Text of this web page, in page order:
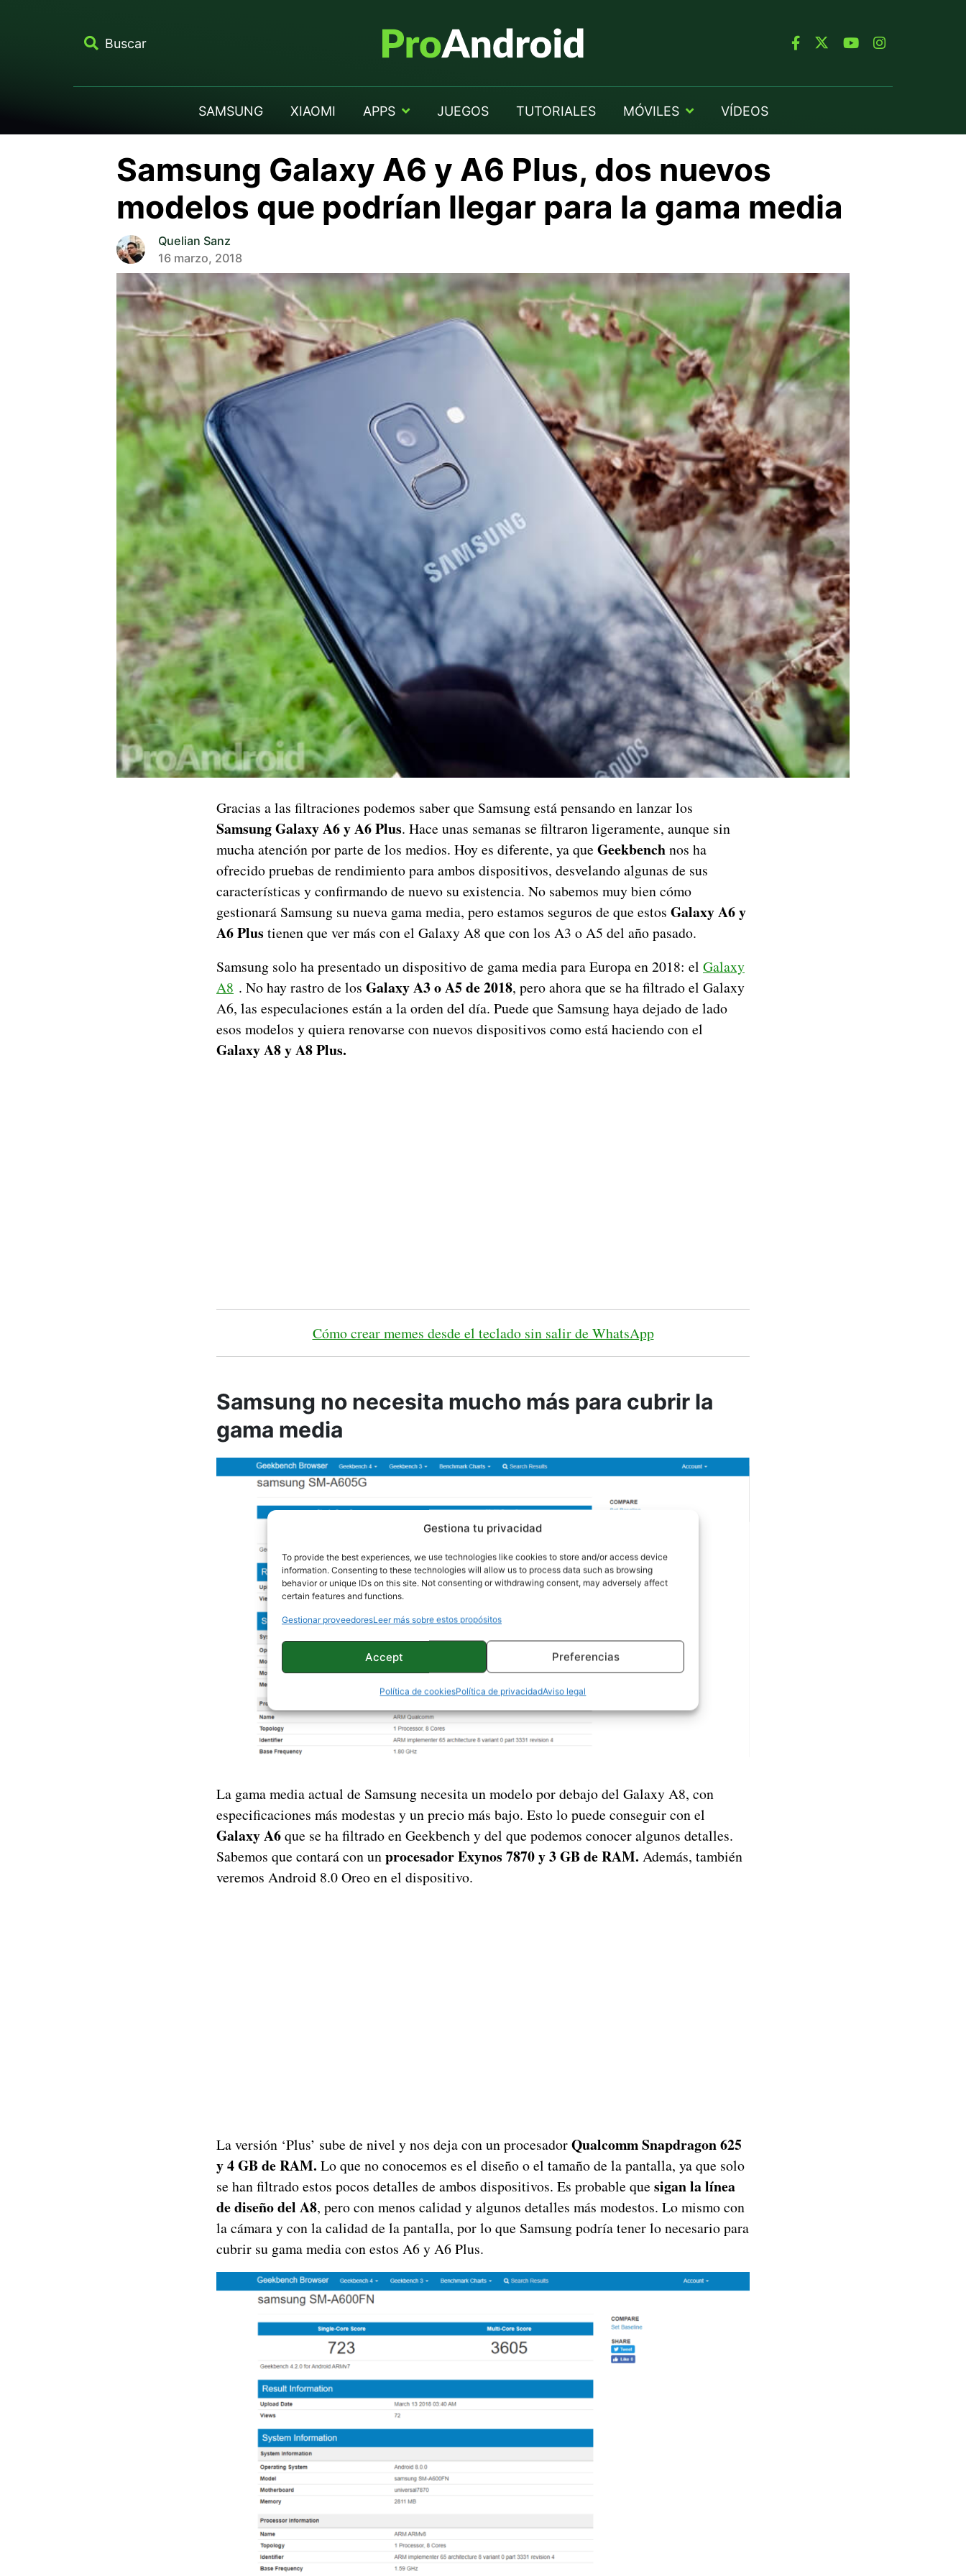
Gestiona tu privacidad
To provide the best experiences, we use technologies like cookies to store and/or access device
information. Consenting to these technologies will allow us to process data such as browsing
behavior or unique IDs on this site. Not consenting or withdrawing consent, may adversely affect
certain features and functions.
Gestionar proveedoresLeer más sobre estos propósitos
Accept Preferencias
Política de cookiesPolítica de privacidadAviso legal
Buscar
SAMSUNG XIAOMI APPS JUEGOS TUTORIALES MÓVILES VÍDEOS
Samsung Galaxy A6 y A6 Plus, dos nuevos
modelos que podrían llegar para la gama media
Quelian Sanz
16 marzo, 2018
Gracias a las filtraciones podemos saber que Samsung está pensando en lanzar los
Samsung Galaxy A6 y A6 Plus. Hace unas semanas se filtraron ligeramente, aunque sin
mucha atención por parte de los medios. Hoy es diferente, ya que Geekbenchnos ha
ofrecido pruebas de rendimiento para ambos dispositivos, desvelando algunas de sus
características y confirmando de nuevo su existencia. No sabemos muy bien cómo
gestionará Samsung su nueva gama media, pero estamos seguros de que estos Galaxy A6 y
A6 Plus tienen que ver más con el Galaxy A8 que con los A3 o A5 del año pasado.
Samsung solo ha presentado un dispositivo de gama media para Europa en 2018: el Galaxy
A8 . No hay rastro de los Galaxy A3 o A5 de 2018, pero ahora que se ha filtrado el Galaxy
A6, las especulaciones están a la orden del día. Puede que Samsung haya dejado de lado
esos modelos y quiera renovarse con nuevos dispositivos como está haciendo con el
Galaxy A8 y A8 Plus.
Cómo crear memes desde el teclado sin salir de WhatsApp
Samsung no necesita mucho más para cubrir la
gama media
La gama media actual de Samsung necesita un modelo por debajo del Galaxy A8, con
especificaciones más modestas y un precio más bajo. Esto lo puede conseguir con el
Galaxy A6que se ha filtrado en Geekbench y del que podemos conocer algunos detalles.
Sabemos que contará con unprocesador Exynos 7870 y 3 GB de RAM. Además, también
veremos Android 8.0 Oreo en el dispositivo.
La versión ‘Plus’ sube de nivel y nos deja con un procesadorQualcomm Snapdragon 625
y 4 GB de RAM. Lo que no conocemos es el diseño o el tamaño de la pantalla, ya que solo
se han filtrado estos pocos detalles de ambos dispositivos. Es probable que sigan la línea
de diseño del A8, pero con menos calidad y algunos detalles más modestos. Lo mismo con
la cámara y con la calidad de la pantalla, por lo que Samsung podría tener lo necesario para
cubrir su gama media con estos A6 y A6 Plus.